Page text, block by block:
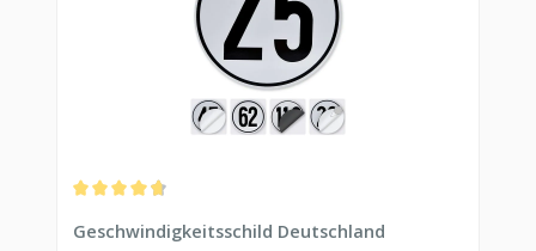
Geschwindigkeitsschild Deutschland